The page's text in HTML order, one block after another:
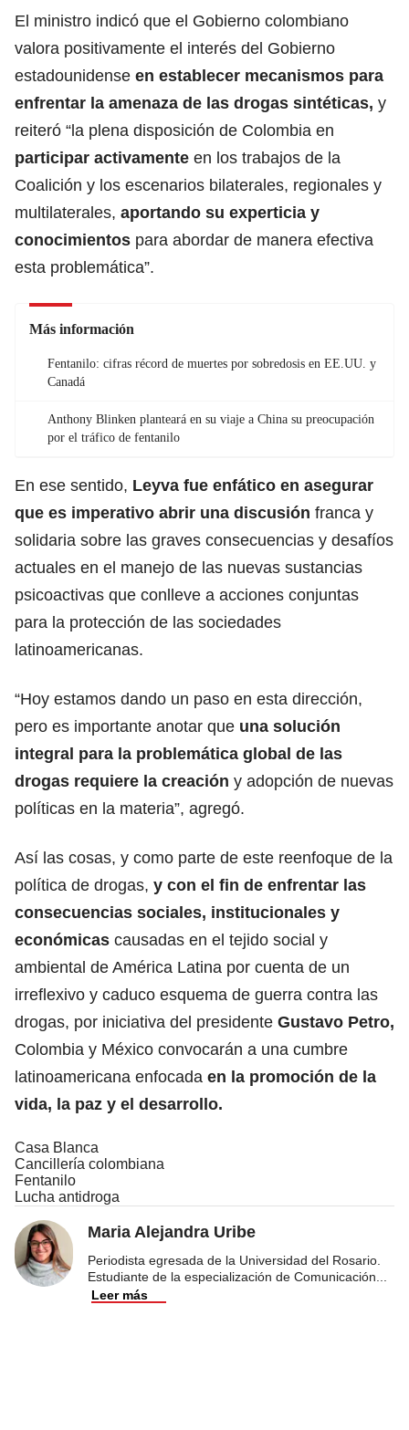
El ministro indicó que el Gobierno colombiano
valora positivamente el interés del Gobierno
estadounidense en establecer mecanismos para
enfrentar la amenaza de las drogas sintéticas, y
reiteró “la plena disposición de Colombia en
participar activamente en los trabajos de la
Coalición y los escenarios bilaterales, regionales y
multilaterales, aportando su experticia y
conocimientos para abordar de manera efectiva
esta problemática”.
Más información
Fentanilo: cifras récord de muertes por sobredosis en EE.UU. y
Canadá
Anthony Blinken planteará en su viaje a China su preocupación
por el tráfico de fentanilo
En ese sentido, Leyva fue enfático en asegurar
que es imperativo abrir una discusión franca y
solidaria sobre las graves consecuencias y desafíos
actuales en el manejo de las nuevas sustancias
psicoactivas que conlleve a acciones conjuntas
para la protección de las sociedades
latinoamericanas.
“Hoy estamos dando un paso en esta dirección,
pero es importante anotar que una solución
integral para la problemática global de las
drogas requiere la creación y adopción de nuevas
políticas en la materia”, agregó.
Así las cosas, y como parte de este reenfoque de la
política de drogas, y con el fin de enfrentar las
consecuencias sociales, institucionales y
económicas causadas en el tejido social y
ambiental de América Latina por cuenta de un
irreflexivo y caduco esquema de guerra contra las
drogas, por iniciativa del presidente Gustavo Petro,
Colombia y México convocarán a una cumbre
latinoamericana enfocada en la promoción de la
vida, la paz y el desarrollo.
Casa Blanca
Cancillería colombiana
Fentanilo
Lucha antidroga
Maria Alejandra Uribe
Periodista egresada de la Universidad del Rosario.
Estudiante de la especialización de Comunicación
Leer más